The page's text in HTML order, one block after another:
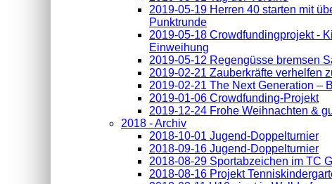
2019-05-19 Herren 40 starten mit
Punktrunde
2019-05-18 Crowdfundingprojekt -
Einweihung
2019-05-12 Regengüsse bremsen
2019-02-21 Zauberkräfte verhelfen
2019-02-21 The Next Generation –
2019-01-06 Crowdfunding-Projekt
2019-12-24 Frohe Weihnachten &
2018 - Archiv
2018-10-01 Jugend-Doppelturnier
2018-09-16 Jugend-Doppelturnier
2018-08-29 Sportabzeichen im TC
2018-08-16 Projekt